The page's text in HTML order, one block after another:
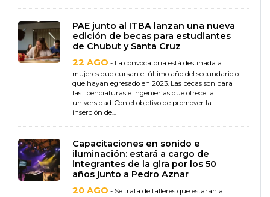
PAE junto al ITBA lanzan una nueva
edición de becas para estudiantes
de Chubut y Santa Cruz
22 AGO - La convocatoria está destinada a
mujeres que cursan el último año del secundario o
que hayan egresado en 2023. Las becas son para
las licenciaturas e ingenierías que ofrece la
universidad. Con el objetivo de promover la
inserción de...
Capacitaciones en sonido e
iluminación: estará a cargo de
integrantes de la gira por los 50
años junto a Pedro Aznar
20 AGO - Se trata de talleres que estarán a